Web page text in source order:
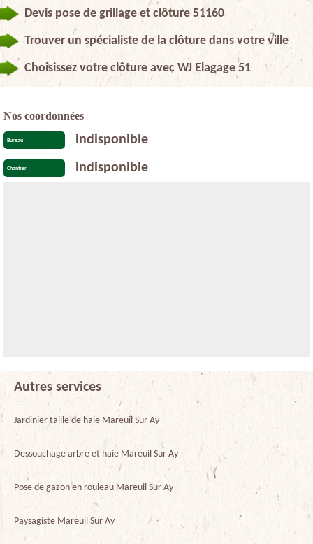
Devis pose de grillage et clôture 51160
Trouver un spécialiste de la clôture dans votre ville
Choisissez votre clôture avec WJ Elagage 51
Nos coordonnées
Bureau indisponible
Chantier indisponible
Autres services
Jardinier taille de haie Mareuil Sur Ay
Dessouchage arbre et haie Mareuil Sur Ay
Pose de gazon en rouleau Mareuil Sur Ay
Paysagiste Mareuil Sur Ay